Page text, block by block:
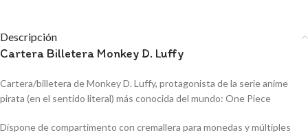
Descripción
Cartera Billetera Monkey D. Luffy
Cartera/billetera de Monkey D. Luffy, protagonista de la serie anime
pirata (en el sentido literal) más conocida del mundo: One Piece
Dispone de compartimento con cremallera para monedas y múltiples